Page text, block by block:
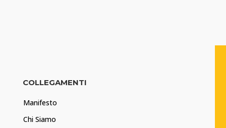
COLLEGAMENTI
Manifesto
Chi Siamo